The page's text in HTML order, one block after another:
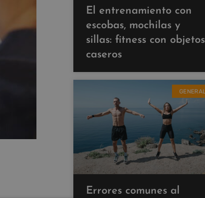
El entrenamiento con
escobas, mochilas y
sillas: fitness con objetos
caseros
GENERAL
Errores comunes al